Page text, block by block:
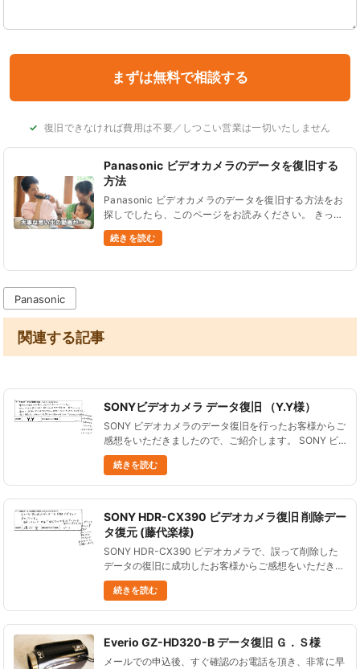
復旧できなければ費用は不要／しつこい営業は一切いたしません
Panasonic ビデオカメラのデータを復旧する
方法
Panasonic ビデオカメラのデータを復旧する方法をお
探しでしたら、このページをお読みください。 きっと
あなたの悩みを解決できるはずです。 電源が入らな
い、画面が映らない、タッチパネルが反応しない、誤
続きを読む
Panasonic
関連する記事
SONYビデオカメラ データ復旧 （Y.Y様）
SONY ビデオカメラのデータ復旧を行ったお客様からご
感想をいただきましたので、ご紹介します。 SONY ビ
デオカメラ 内蔵メモリのデータ復旧 電話での相談より
丁寧で、対応も非常にスムーズでした。 特に、データ
が復旧でき......
続きを読む
SONY HDR-CX390 ビデオカメラ復旧 削除デー
タ復元 (藤代楽様)
SONY HDR-CX390 ビデオカメラで、誤って削除した
データの復旧に成功したお客様からご感想をいただきま
したので、ご紹介します。 誤って消去したSONY
HDR-CX390ビデオカメラのデータ復旧 大......
続きを読む
Everio GZ-HD320-B データ復旧 Ｇ．Ｓ様
メールでの申込後、すぐ確認のお電話を頂き、非常に早